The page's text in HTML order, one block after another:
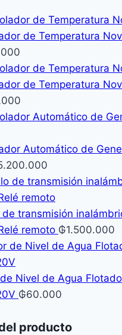
de Temperatura
de Temperatura
Automático de
de transmisión
remoto ₲1.500.000
Nivel de Agua
₲60.000
producto